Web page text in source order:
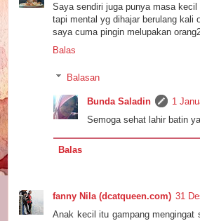
Saya sendiri juga punya masa
tapi mental yg dihajar berulang kali
saya cuma pingin melupakan
Balas
Balasan
Bunda Saladin
1
Semoga sehat lahir batin
Balas
fanny Nila (dcatqueen.com) 31
Anak kecil itu gampang mengingat